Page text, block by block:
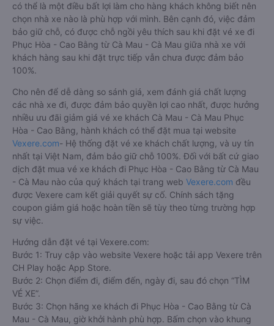
có thể là một điều bất lợi làm cho hàng khách không biết nên
chọn nhà xe nào là phù hợp với mình. Bên cạnh đó, việc đảm
bảo giữ chỗ, có được chỗ ngồi yêu thích sau khi đặt vé xe đi
Phục Hòa - Cao Bằng từ Cà Mau - Cà Mau giữa nhà xe với
khách hàng sau khi đặt trực tiếp vẫn chưa được đảm bảo
100%.
Cho nên để dễ dàng so sánh giá, xem đánh giá chất lượng
các nhà xe đi, được đảm bảo quyền lợi cao nhất, được hưởng
nhiều ưu đãi giảm giá vé xe khách Cà Mau - Cà Mau Phục
Hòa - Cao Bằng, hành khách có thể đặt mua tại website
Vexere.com- Hệ thống đặt vé xe khách chất lượng, và uy tín
nhất tại Việt Nam, đảm bảo giữ chỗ 100%. Đối với bất cứ giao
dịch đặt mua vé xe khách đi Phục Hòa - Cao Bằng từ Cà Mau
- Cà Mau nào của quý khách tại trang web Vexere.com đều
được Vexere cam kết giải quyết sự cố. Chính sách tặng
coupon giảm giá hoặc hoàn tiền sẽ tùy theo từng trường hợp
sự việc.
Hướng dẫn đặt vé tại Vexere.com:
Bước 1: Truy cập vào website Vexere hoặc tải app Vexere trên
CH Play hoặc App Store.
Bước 2: Chọn điểm đi, điểm đến, ngày đi, sau đó chọn “TÌM
VÉ XE”.
Bước 3: Chọn hãng xe khách đi Phục Hòa - Cao Bằng từ Cà
Mau - Cà Mau, giờ khởi hành phù hợp. Bấm chọn vào khung